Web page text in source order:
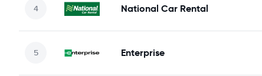
National Car Rental
Enterprise